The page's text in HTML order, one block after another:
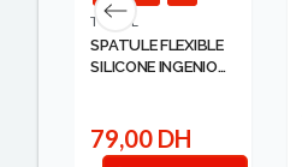
TEFAL
SPATULE FLEXIBLE
SILICONE INGENIO
79,00 DH